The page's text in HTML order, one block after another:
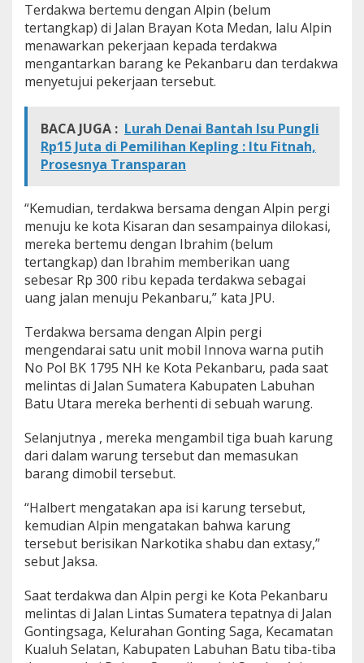
Terdakwa bertemu dengan Alpin (belum
tertangkap) di Jalan Brayan Kota Medan, lalu Alpin
menawarkan pekerjaan kepada terdakwa
mengantarkan barang ke Pekanbaru dan terdakwa
menyetujui pekerjaan tersebut.
BACA JUGA : Lurah Denai Bantah Isu Pungli
Rp15 Juta di Pemilihan Kepling : Itu Fitnah,
Prosesnya Transparan
“Kemudian, terdakwa bersama dengan Alpin pergi
menuju ke kota Kisaran dan sesampainya dilokasi,
mereka bertemu dengan Ibrahim (belum
tertangkap) dan Ibrahim memberikan uang
sebesar Rp 300 ribu kepada terdakwa sebagai
uang jalan menuju Pekanbaru,” kata JPU.
Terdakwa bersama dengan Alpin pergi
mengendarai satu unit mobil Innova warna putih
No Pol BK 1795 NH ke Kota Pekanbaru, pada saat
melintas di Jalan Sumatera Kabupaten Labuhan
Batu Utara mereka berhenti di sebuah warung.
Selanjutnya , mereka mengambil tiga buah karung
dari dalam warung tersebut dan memasukan
barang dimobil tersebut.
“Halbert mengatakan apa isi karung tersebut,
kemudian Alpin mengatakan bahwa karung
tersebut berisikan Narkotika shabu dan extasy,”
sebut Jaksa.
Saat terdakwa dan Alpin pergi ke Kota Pekanbaru
melintas di Jalan Lintas Sumatera tepatnya di Jalan
Gontingsaga, Kelurahan Gonting Saga, Kecamatan
Kualuh Selatan, Kabupaten Labuhan Batu tiba-tiba